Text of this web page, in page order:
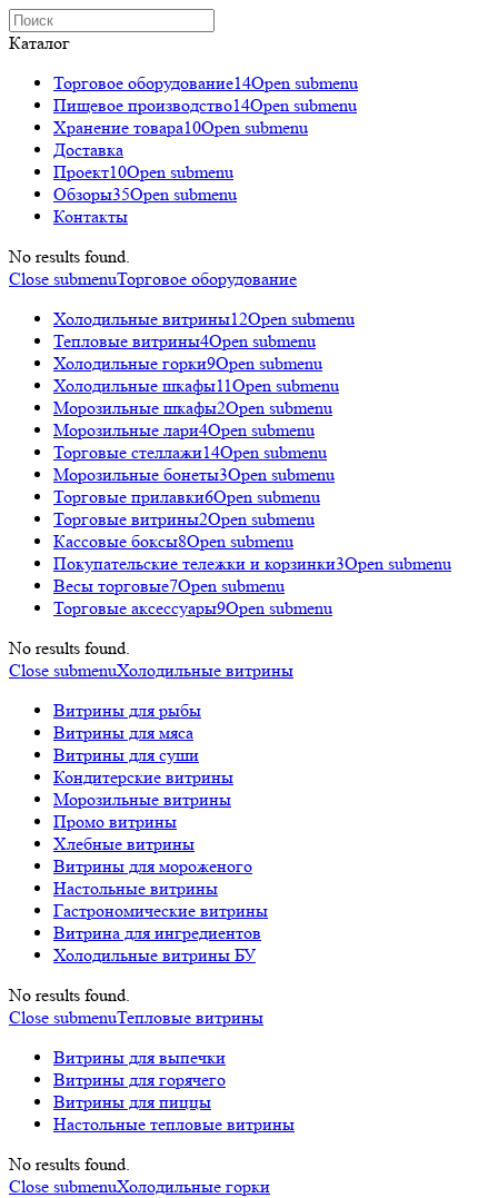
Каталог
Торговое оборудованиe14Open submenu
Пищевое производство14Open submenu
Хранение товара10Open submenu
Доставка
Проект10Open submenu
Обзоры35Open submenu
Контакты
No results found.
Close submenuТорговое оборудованиe
Холодильные витрины12Open submenu
Тепловые витрины4Open submenu
Холодильные горки9Open submenu
Холодильные шкафы11Open submenu
Морозильные шкафы2Open submenu
Морозильные лари4Open submenu
Торговые стеллажи14Open submenu
Морозильные бонеты3Open submenu
Торговые прилавки6Open submenu
Торговые витрины2Open submenu
Кассовые боксы8Open submenu
Покупательские тележки и корзинки3Open submenu
Весы торговые7Open submenu
Торговые аксессуары9Open submenu
No results found.
Close submenuХолодильные витрины
Витрины для рыбы
Витрины для мяса
Витрины для суши
Кондитерские витрины
Морозильные витрины
Промо витрины
Хлебные витрины
Витрины для мороженого
Настольные витрины
Гастрономические витрины
Витрина для ингредиентов
Холодильные витрины БУ
No results found.
Close submenuТепловые витрины
Витрины для выпечки
Витрины для горячего
Витрины для пиццы
Настольные тепловые витрины
No results found.
Close submenuХолодильные горки